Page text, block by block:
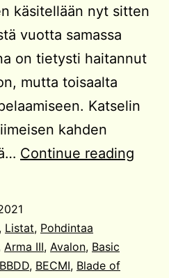
käsitellään nyt sitten
vuotta samassa
on tietysti haitannut
mutta toisaalta
Katselin
kahden
Continue reading
, Listat, Pohdintaa
Arma III, Avalon, Basic
BBDD, BECMI, Blade of